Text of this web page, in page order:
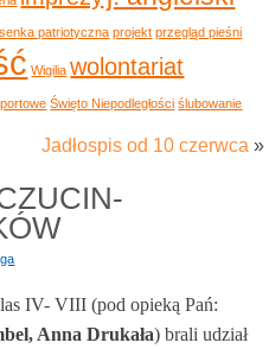
patriotyczna projekt przegląd pieśni
Wigilia wolontariat
Święto Niepodległości ślubowanie
Jadłospis od 10 czerwca »
IV- VIII (pod opieką Pań:
Anna Drukała) brali udział